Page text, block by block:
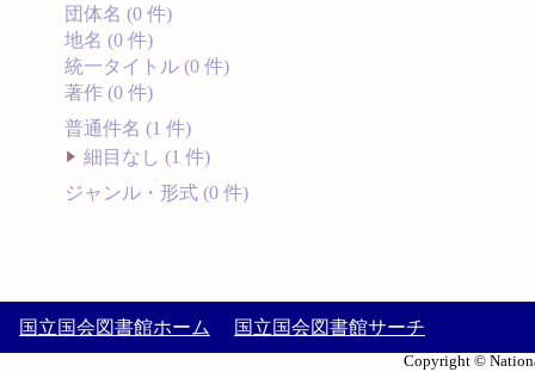
団体名 (0 件)
地名 (0 件)
統一タイトル (0 件)
著作 (0 件)
普通件名 (1 件)
細目なし (1 件)
ジャンル・形式 (0 件)
国立国会図書館ホーム 国立国会図書館サーチ
Copyright ©